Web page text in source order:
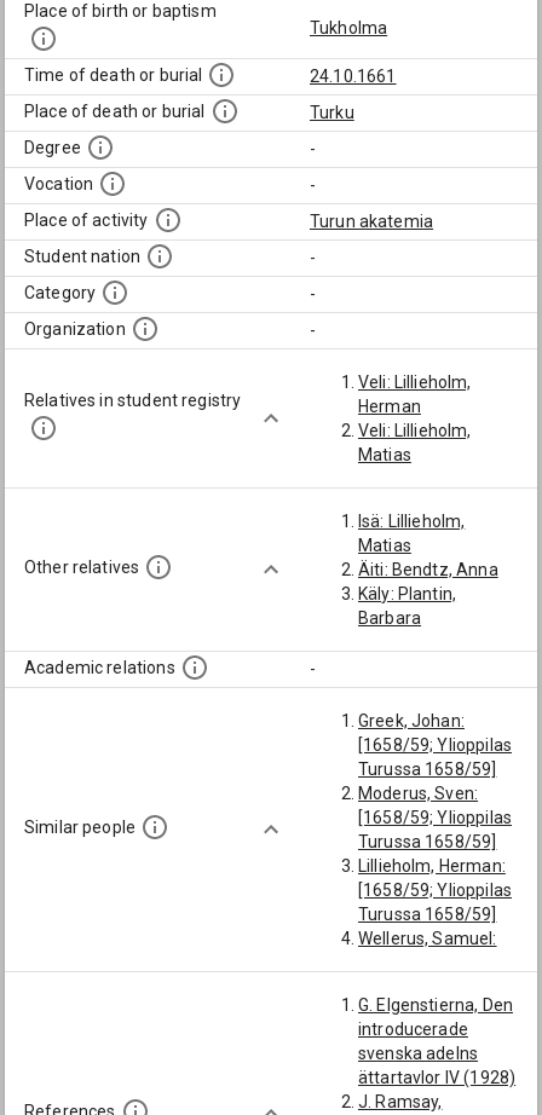
Place of birth or baptism
Tukholma
Time of death or burial
24.10.1661
Place of death or burial
Turku
Degree
-
Vocation
-
Place of activity
Turun akatemia
Student nation
-
Category
-
Organization
-
Relatives in student registry
Veli: Lillieholm,
Herman
Veli: Lillieholm,
Matias
Other relatives
Isä: Lillieholm,
Matias
Äiti: Bendtz, Anna
Käly: Plantin,
Barbara
Academic relations -
Similar people
Greek, Johan:
[1658/59; Ylioppilas
Turussa 1658/59]
Moderus, Sven:
[1658/59; Ylioppilas
Turussa 1658/59]
Lillieholm, Herman:
[1658/59; Ylioppilas
Turussa 1658/59]
Wellerus, Samuel:
Hotzelius, Petter:
[1658/59]
Laurinus, Sigfrid:
[1658/59]
Orlander, Petter:
G. Elgenstierna, Den
introducerade
svenska adelns
ättartavlor IV (1928)
J. Ramsay,